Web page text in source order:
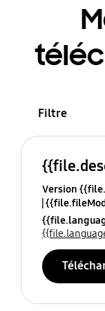
Filtre
Version